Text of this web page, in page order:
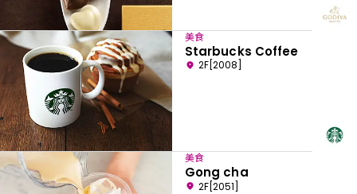
美食
Starbucks Coffee
2F[2008]
美食
Gong cha
2F[2051]